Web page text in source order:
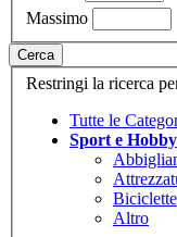
Massimo
Cerca
Restringi la ricerca
Tutte le
Sport e Hobby
Biciclette
Altro